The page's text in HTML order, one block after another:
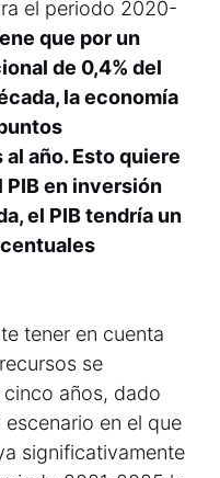
el periodo 2020-
que por un
de 0,4% del
la economía
año. Esto quiere
PIB en inversión
el PIB tendría un
tener en cuenta
se
años, dado
en el que
significativamente